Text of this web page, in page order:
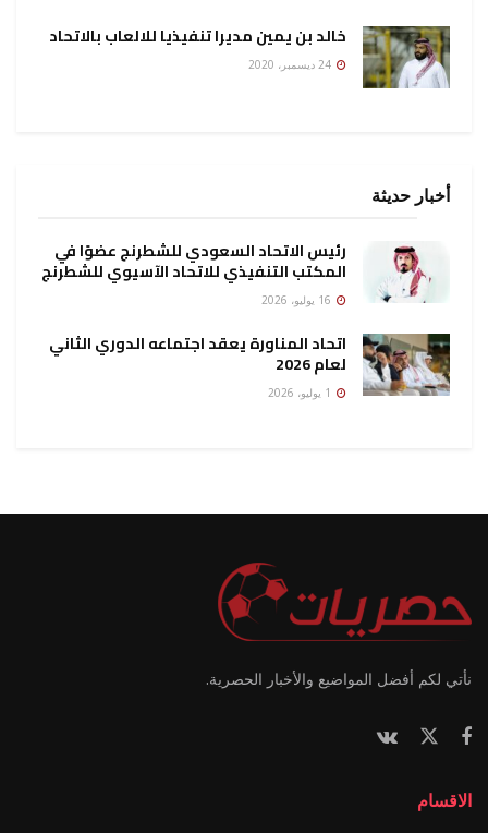
خالد بن يمين مديرا تنفيذيا للالعاب بالاتحاد
أخبار حديثة
رئيس الاتحاد السعودي للشطرنج عضوًا في
المكتب التنفيذي للاتحاد الآسيوي للشطرنج
اتحاد المناورة يعقد اجتماعه الدوري الثاني
لعام 2026
نأتي لكم أفضل المواضيع والأخبار الحصرية.
الاقسام